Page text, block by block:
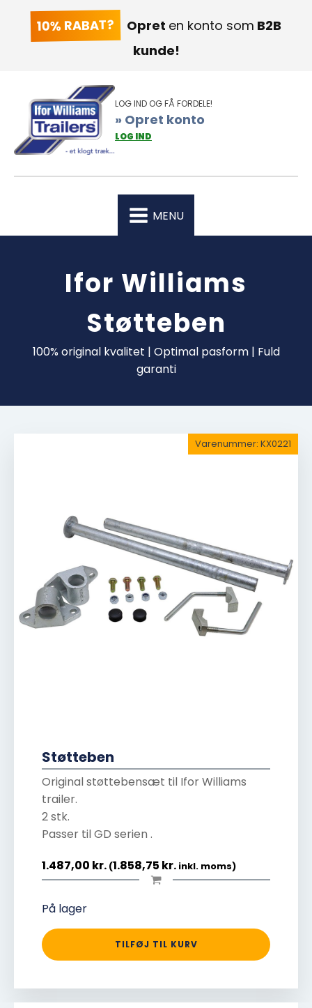
10% RABAT? Opret en konto som B2B
kunde!
LOG IND OG FÅ FORDELE!
» Opret konto
LOG IND
MENU
Ifor Williams
Støtteben
100% original kvalitet | Optimal pasform | Fuld
garanti
Støtteben
Original støttebensæt til Ifor Williams
trailer.
2 stk.
Passer til GD serien .
1.487,00 kr. (1.858,75 kr. inkl. moms)
På lager
TILFØJ TIL KURV
Varenummer: KX0221